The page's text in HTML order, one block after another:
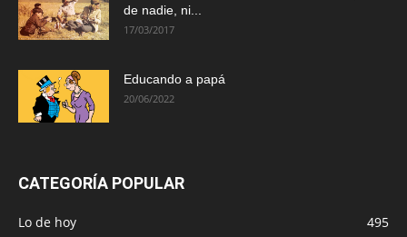
de nadie, ni...
17/03/2017
Educando a papá
20/06/2022
CATEGORÍA POPULAR
Lo de hoy
495